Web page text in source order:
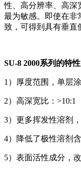
性、高分辨率、高深
最为敏感。即使在非
致，可得到具有垂直
SU-8 2000系列 的特性
1）厚度范围，单层
2）高深宽比：>10:1
3）更多挥发性溶剂
4）降低了极性溶剂
5）表面活性成分，